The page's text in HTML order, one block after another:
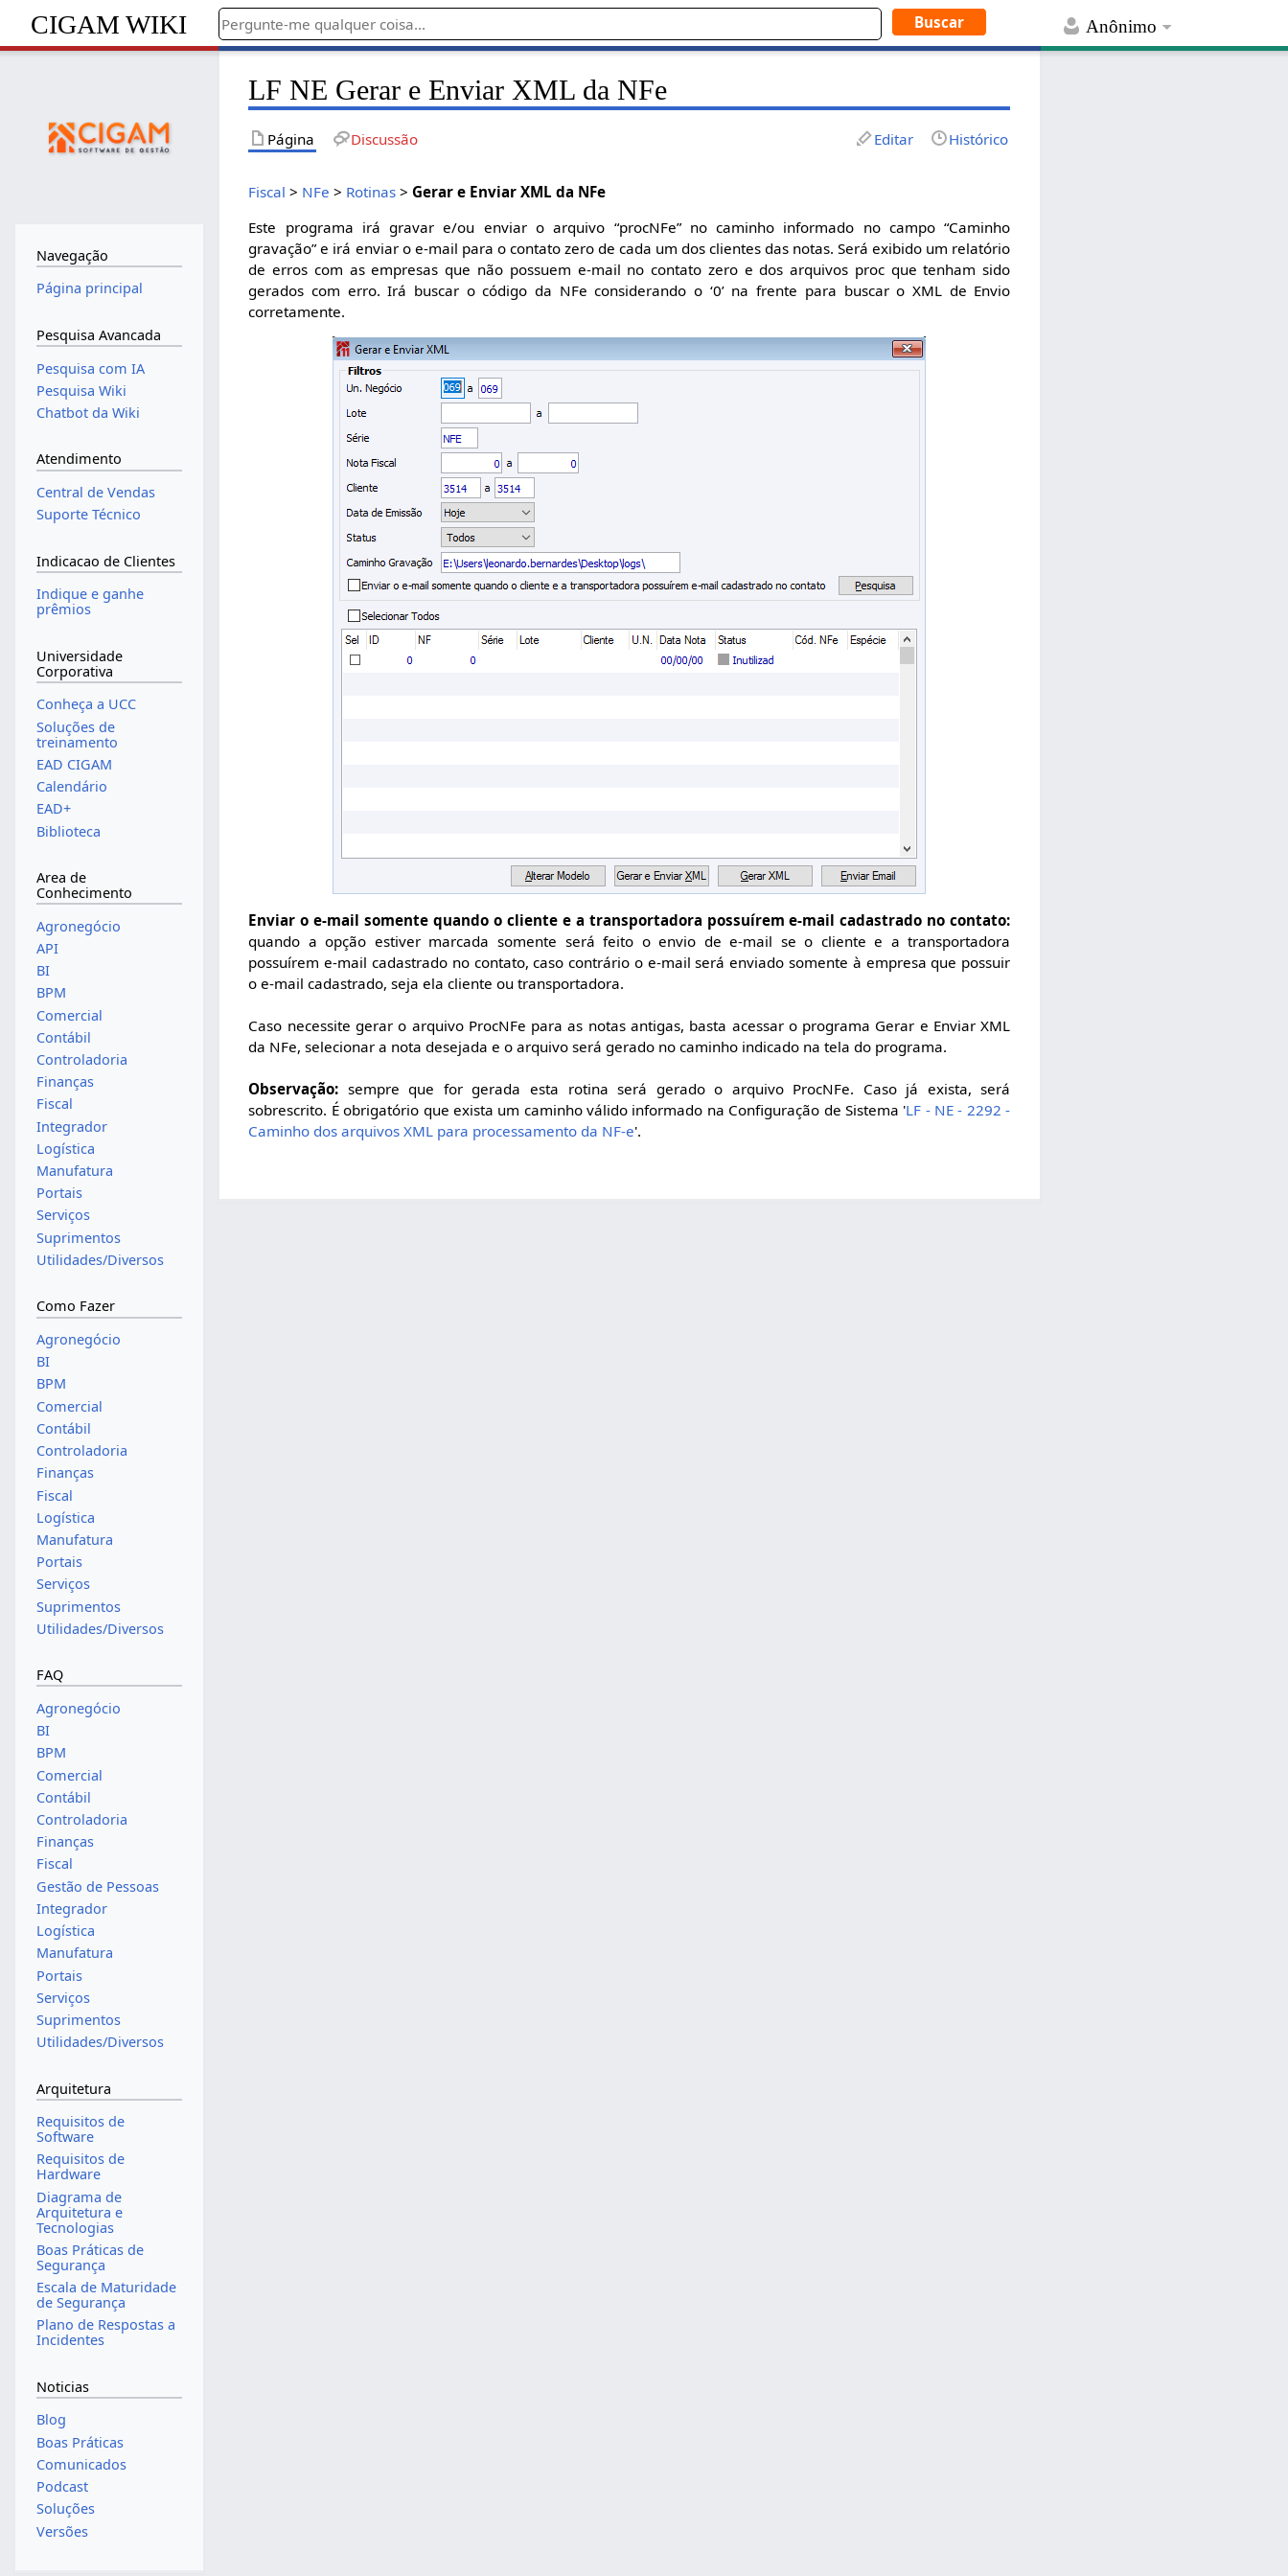
Anônimo
CIGAM WIKI
LF NE Gerar e Enviar XML da NFe
Página Discussão Editar Histórico
Fiscal > NFe > Rotinas >Gerar e Enviar XML da NFe
Este programa irá gravar e/ou enviar o arquivo “procNFe” no caminho informado no campo “Caminho
gravação” e irá enviar o e-mail para o contato zero de cada um dos clientes das notas. Será exibido um relatório
de erros com as empresas que não possuem e-mail no contato zero e dos arquivos proc que tenham sido
gerados com erro. Irá buscar o código da NFe considerando o ‘0’ na frente para buscar o XML de Envio
corretamente.
Enviar o e-mail somente quando o cliente e a transportadora possuírem e-mail cadastrado no contato:
quando a opção estiver marcada somente será feito o envio de e-mail se o cliente e a transportadora
possuírem e-mail cadastrado no contato, caso contrário o e-mail será enviado somente à empresa que possuir
o e-mail cadastrado, seja ela cliente ou transportadora.
Caso necessite gerar o arquivo ProcNFe para as notas antigas, basta acessar o programa Gerar e Enviar XML
da NFe, selecionar a nota desejada e o arquivo será gerado no caminho indicado na tela do programa.
Observação: sempre que for gerada esta rotina será gerado o arquivo ProcNFe. Caso já exista, será
sobrescrito. É obrigatório que exista um caminho válido informado na Configuração de Sistema 'LF - NE - 2292 -
Caminho dos arquivos XML para processamento da NF-e'.
Navegação
Página principal
Pesquisa Avancada
Pesquisa com IA
Pesquisa Wiki
Chatbot da Wiki
Atendimento
Central de Vendas
Suporte Técnico
Indicacao de Clientes
Indique e ganhe
prêmios
Universidade
Corporativa
Conheça a UCC
Soluções de
treinamento
EAD CIGAM
Calendário
EAD+
Biblioteca
Area de
Conhecimento
Agronegócio
API
BI
BPM
Comercial
Contábil
Controladoria
Finanças
Fiscal
Integrador
Logística
Manufatura
Portais
Serviços
Suprimentos
Utilidades/Diversos
Como Fazer
Agronegócio
BI
BPM
Comercial
Contábil
Controladoria
Finanças
Fiscal
Logística
Manufatura
Portais
Serviços
Suprimentos
Utilidades/Diversos
FAQ
Agronegócio
BI
BPM
Comercial
Contábil
Controladoria
Finanças
Fiscal
Gestão de Pessoas
Integrador
Logística
Manufatura
Portais
Serviços
Suprimentos
Utilidades/Diversos
Arquitetura
Requisitos de
Software
Requisitos de
Hardware
Diagrama de
Arquitetura e
Tecnologias
Boas Práticas de
Segurança
Escala de Maturidade
de Segurança
Plano de Respostas a
Incidentes
Noticias
Blog
Boas Práticas
Comunicados
Podcast
Soluções
Versões